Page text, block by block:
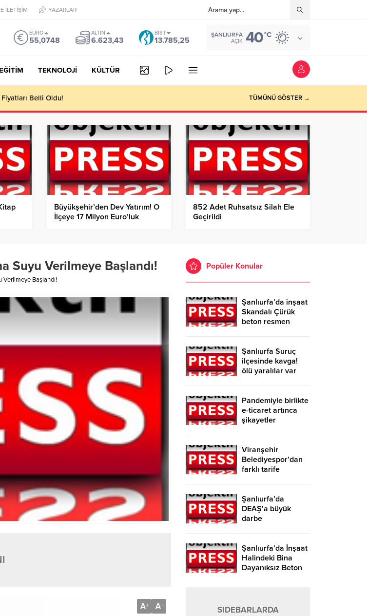
İLETİŞİM YAZARLAR
EURO
55,0748
ALTIN
6.623,43
BIST
13.785,25
ŞANLIURFA
AÇIK 40°C
EĞİTİM TEKNOLOJİ KÜLTÜR
Sıcak Yemek Ulaştırıyor! TÜMÜNÜ GÖSTER →
Büyükşehir’den Dev Yatırım! O
İlçeye 17 Milyon Euro’luk
852 Adet Ruhsatsız Silah Ele
Geçirildi
Suyu Verilmeye Başlandı!
Verilmeye Başlandı!
A+ A-
Popüler Konular
Şanlıurfa’da inşaat
Skandalı Çürük
beton resmen
Şanlıurfa Suruç
ilçesinde kavga!
ölü yaralılar var
Pandemiyle birlikte
e-ticaret artınca
şikayetler
Viranşehir
Belediyespor’dan
farklı tarife
Şanlıurfa’da
DEAŞ’a büyük
darbe
Şanlıurfa’da İnşaat
Halindeki Bina
Dayanıksız Beton
SIDEBARLARDA